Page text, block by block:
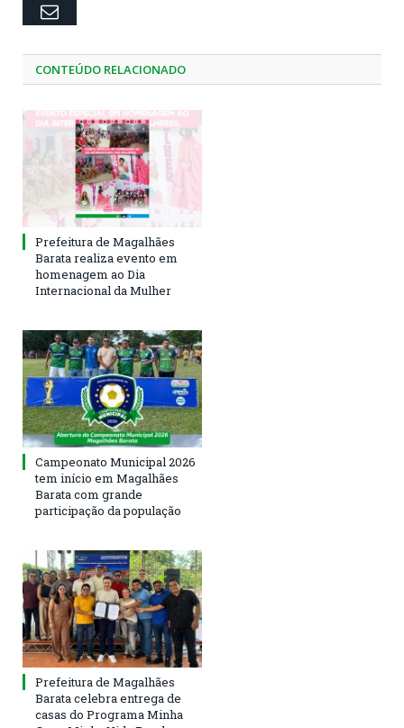
Email
CONTEÚDO RELACIONADO
Prefeitura de Magalhães
Barata realiza evento em
homenagem ao Dia
Internacional da Mulher
Campeonato Municipal 2026
tem início em Magalhães
Barata com grande
participação da população
Prefeitura de Magalhães
Barata celebra entrega de
casas do Programa Minha